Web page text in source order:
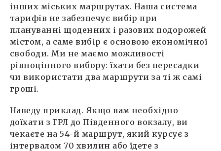
інших міських маршрутах. Наша система
тарифів не забезпечує вибір при
плануванні щоденних і разових подорожей
містом, а саме вибір є основою економічної
свободи. Ми не маємо можливості
рівноцінного вибору: їхати без пересадки
чи використати два маршрути за ті ж самі
гроші.
Наведу приклад. Якщо вам необхідно
доїхати з ГРЛ до Південного вокзалу, ви
чекаєте на 54-й маршрут, який курсує з
інтервалом 70 хвилин або їдете з